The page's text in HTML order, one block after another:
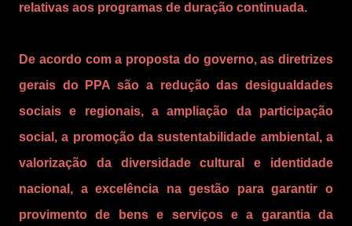
relativas aos programas de duração continuada.
De acordo com a proposta do governo, as diretrizes
gerais do PPA são a redução das desigualdades
sociais e regionais, a ampliação da participação
social, a promoção da sustentabilidade ambiental, a
valorização da diversidade cultural e identidade
nacional, a excelência na gestão para garantir o
provimento de bens e serviços e a garantia da